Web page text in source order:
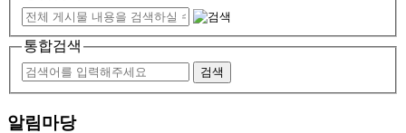
통합검색
알림마당